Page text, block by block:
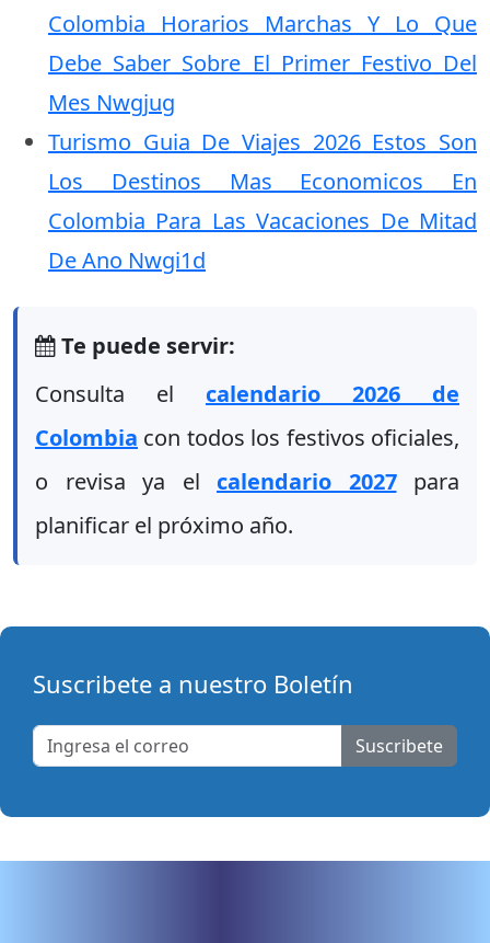
Colombia Horarios Marchas Y Lo Que
Debe Saber Sobre El Primer Festivo Del
Mes Nwgjug
Turismo Guia De Viajes 2026 Estos Son
Los Destinos Mas Economicos En
Colombia Para Las Vacaciones De Mitad
De Ano Nwgi1d
Te puede servir:
Consulta el calendario 2026 de
Colombia con todos los festivos oficiales,
o revisa ya el calendario 2027para
planificar el próximo año.
Suscribete a nuestro Boletín
Suscribete